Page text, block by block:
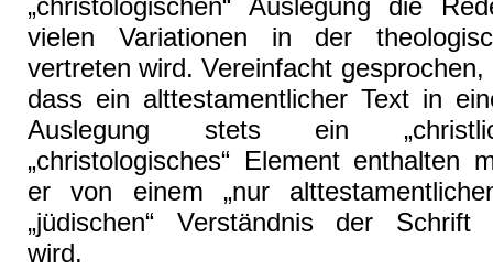
„christologischen“ Auslegung die
vielen Variationen in der
vertreten wird. Vereinfacht
dass ein alttestamentlicher Text in
Auslegung stets ein
„christologisches“ Element enthalten
er von einem „nur
„jüdischen“ Verständnis der Schrift
wird.